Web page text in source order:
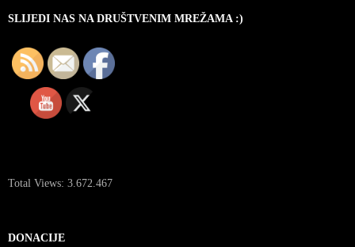
SLIJEDI NAS NA DRUŠTVENIM MREŽAMA :)
Total Views: 3.672.467
DONACIJE